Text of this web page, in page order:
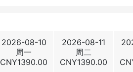
2026-08-10
周一
CNY1390.00
2026-08-11
周二
CNY1390.00